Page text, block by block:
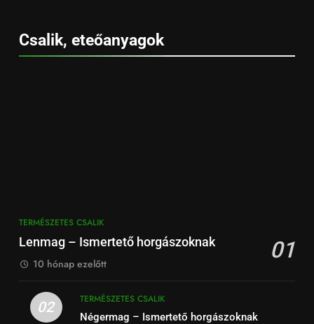
Csalik, eteőanyagok
TERMÉSZETES CSALIK
Lenmag – Ismertető horgászoknak 01
10 hónap ezelőtt
02
TERMÉSZETES CSALIK
Négermag – Ismertető horgászoknak